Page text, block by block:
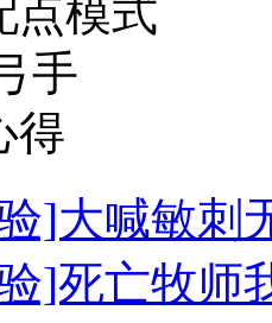
点模式
手
得
]大喊敏刺
]死亡牧师